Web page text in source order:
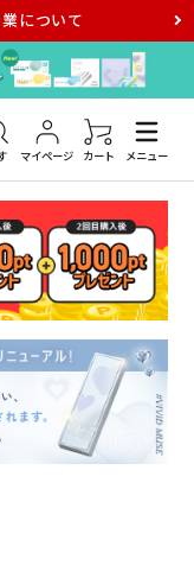
について
マイページ カート メニュー
メガネ